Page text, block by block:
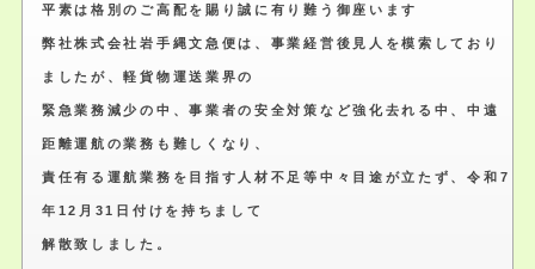
平素は格別のご高配を賜り誠に有り難う御座います
弊社株式会社岩手縄文急便は、事業経営後見人を模索しており
ましたが、軽貨物運送業界の
緊急業務減少の中、事業者の安全対策など強化去れる中、中遠
距離運航の業務も難しくなり、
責任有る運航業務を目指す人材不足等中々目途が立たず、令和7
年12月31日付けを持ちまして
解散致しました。